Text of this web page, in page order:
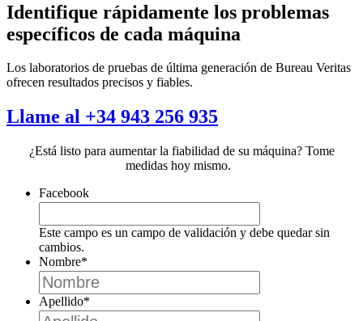
Identifique rápidamente los problemas
específicos de cada máquina
Los laboratorios de pruebas de última generación de Bureau Veritas
ofrecen resultados precisos y fiables.
Llame al +34 943 256 935
¿Está listo para aumentar la fiabilidad de su máquina? Tome
medidas hoy mismo.
Facebook
Este campo es un campo de validación y debe quedar sin
cambios.
Nombre*
Apellido*